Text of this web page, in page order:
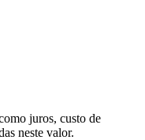
juros, custo de
neste valor.